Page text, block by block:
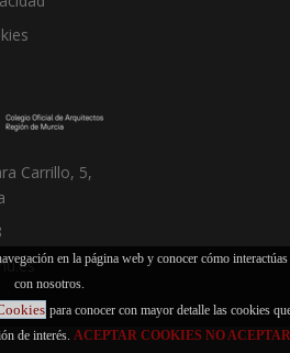
en la página web y conocer cómo interactúas
con nosotros.
para conocer con mayor detalle las cookies
de interés. ACEPTAR COOKIES NO ACEPTAR
Carrillo, 5,